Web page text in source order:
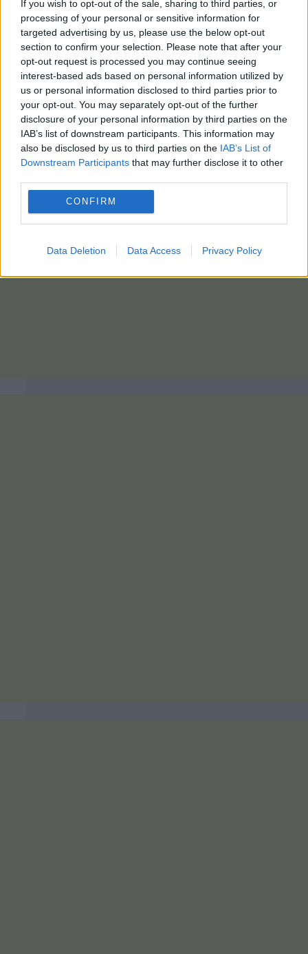
If you wish to opt-out of the sale, sharing to third parties, or
processing of your personal or sensitive information for
targeted advertising by us, please use the below opt-out
section to confirm your selection. Please note that after your
opt-out request is processed you may continue seeing
interest-based ads based on personal information utilized by
us or personal information disclosed to third parties prior to
your opt-out. You may separately opt-out of the further
disclosure of your personal information by third parties on the
IAB’s list of downstream participants. This information may
also be disclosed by us to third parties on the IAB’s List of
Downstream Participants that may further disclose it to other
CONFIRM
Data Deletion Data Access Privacy Policy